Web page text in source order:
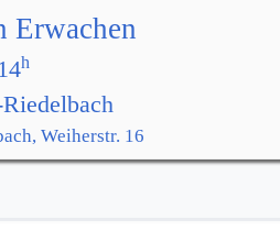
Erwachen
h
Weiherstr. 16